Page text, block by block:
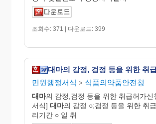
조회수: 371 | 다운로드: 399
대마의 감정, 검정 등을 위한 취
민원행정서식 > 식품의약품안전청
대마의 감정,검정 등을 위한 취급허가신
서식] 대마의 감정 ○;검정 등을 위한 취
리기간 ○ 일 취